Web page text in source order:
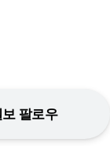
팔로우